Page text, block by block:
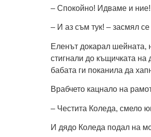
– Спокойно! Идваме и
– И аз съм тук! – засмял
Еленът докарал шейната,
стигнали до къщичката
бабата ги поканила да
Врабчето кацнало на
– Честита Коледа, смело
И дядо Коледа подал на